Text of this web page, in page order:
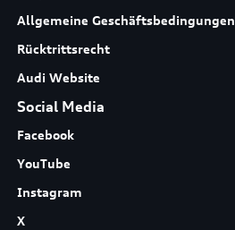
Allgemeine Geschäftsbedingungen
Rücktrittsrecht
Audi Website
Social Media
Facebook
YouTube
Instagram
X